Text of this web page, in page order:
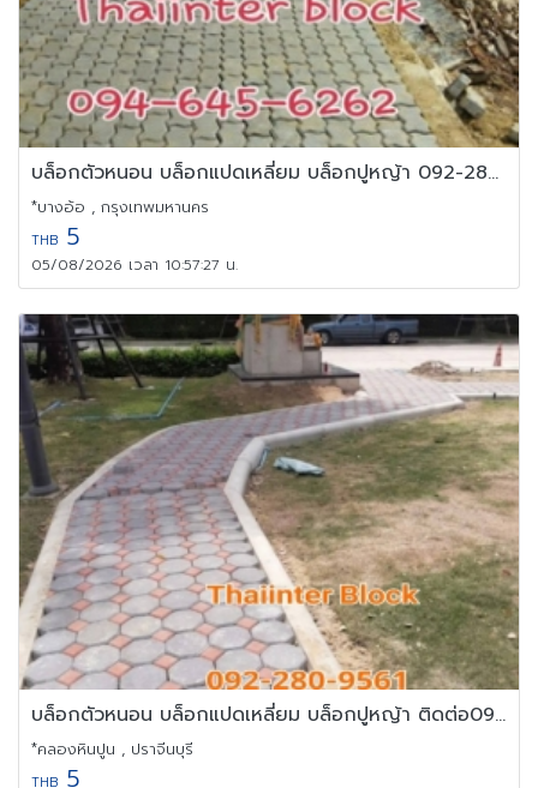
บล็อกตัวหนอน บล็อกแปดเหลี่ยม บล็อกปูหญ้า 092-280-9561
*บางอ้อ , กรุงเทพมหานคร
THB 5
05/08/2026 เวลา 10:57:27 น.
บล็อกตัวหนอน บล็อกแปดเหลี่ยม บล็อกปูหญ้า ติดต่อ0946456262
*คลองหินปูน , ปราจีนบุรี
THB 5